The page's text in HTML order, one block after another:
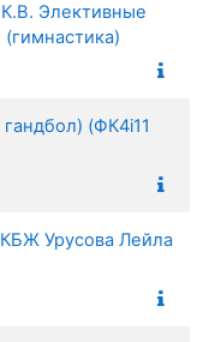
К.В. Элективные
(ФК4i11
Урусова Лейла